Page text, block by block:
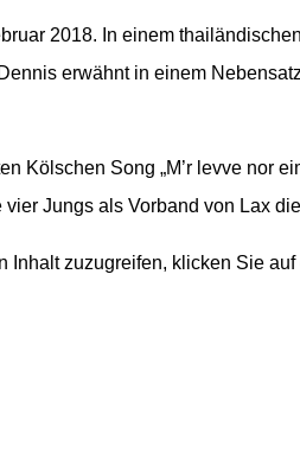
2018. In einem
erwähnt in einem
Kölschen Song „M’r levve nor
Jungs als Vorband von Lax
Inhalt zuzugreifen, klicken Sie